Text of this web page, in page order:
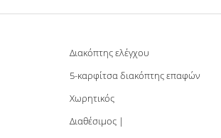
Διακόπτης ελέγχου
5-καρφίτσα διακόπτης επαφών
Χωρητικός
Διαθέσιμος |